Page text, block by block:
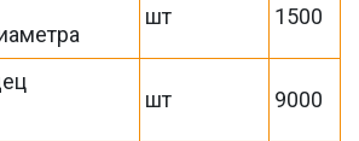
шт 1500
шт 9000